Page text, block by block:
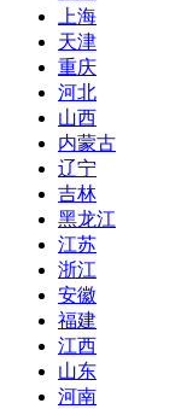
上海
天津
重庆
河北
山西
内蒙古
辽宁
吉林
黑龙江
江苏
浙江
安徽
福建
江西
山东
河南